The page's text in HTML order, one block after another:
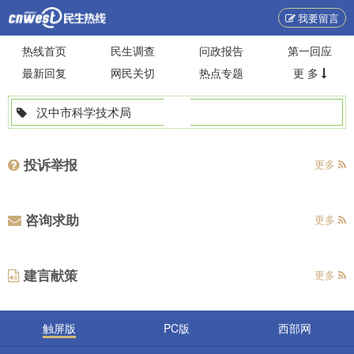
我要留言
热线首页 民生调查 问政报告
第一回应
最新回复
网民关切 热点专题 更 多
汉中市科学技术局
投诉举报 更多
咨询求助 更多
建言献策 更多
触屏版 PC版 西部网